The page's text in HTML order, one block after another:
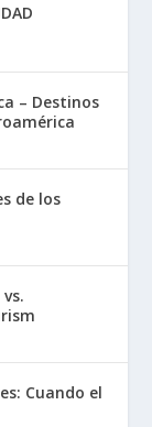
– Destinos
de los
Cuando el